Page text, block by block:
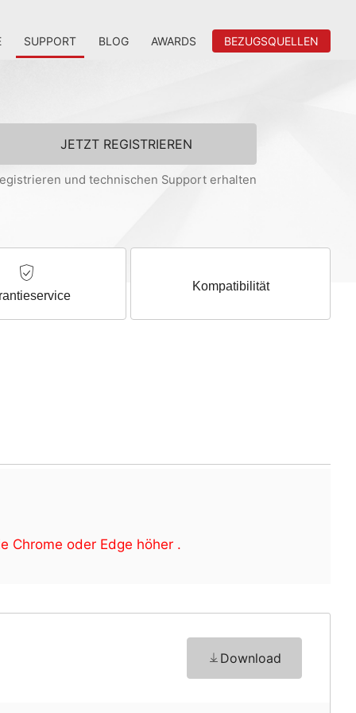
SUPPORT BLOG AWARDS BEZUGSQUELLEN
JETZT REGISTRIEREN
und technischen Support erhalten
Kompatibilität
Chrome oder Edge höher .
Download